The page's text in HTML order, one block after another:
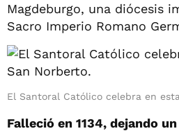
Magdeburgo, una diócesis
Sacro Imperio Romano
El Santoral Católico celebra en
Falleció en 1134, dejando